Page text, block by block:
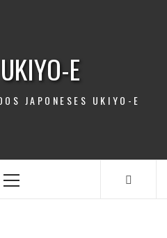
E
JAPONESES UKIYO-E
Menú